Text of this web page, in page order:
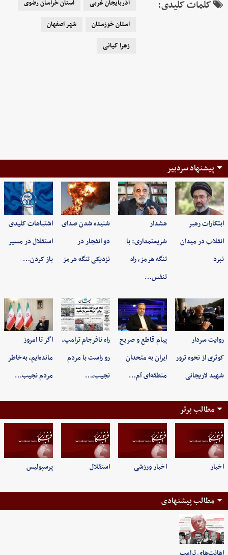
کلمات کلیدی: آذربایجان غربی
استان خراسان رضوی
استان خوزستان
شهر اصفهان
زهرا کیانی
پیشنهاد سردبیر
ابتکارات رهبر
انقلاب در میدان
نبرد
هشدار
شریعتمداری: با
تنگه هرمز، راه
تنفس…
شنیده شدن صدای
دو انفجار در
نزدیکی تنگه هرمز
اشتباهات کلیدی
استقلال در مسیر
باز کردن…
روایت سردار
کوثری از نحوه ترور
شهید لاریجانی
پیام قاطع و صریح
ایران به متحدان
منطقه‌ای آم…
راه نافرجام ترامپ،
رو راست با مردم
نجیب،…
اگر تا امروز
مانده‌ایم، به‌خاطر
مردم نجیب…
مطالب برتر
اخبار اخبار ورزشی استقلال پرسپولیس
مطالب پیشنهادی